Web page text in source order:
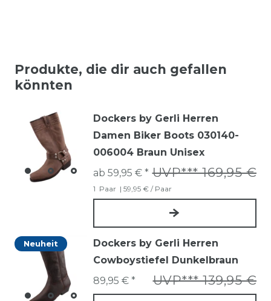
Produkte, die dir auch gefallen
könnten
Dockers by Gerli Herren
Damen Biker Boots 030140-
006004 Braun Unisex
UVP*** 169,95 €
ab 59,95 € *
1 Paar | 59,95 € / Paar
Neuheit
Dockers by Gerli Herren
Cowboystiefel Dunkelbraun
UVP*** 139,95 €
89,95 € *